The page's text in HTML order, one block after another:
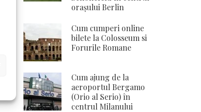
orașului Berlin
Cum cumperi online
bilete la Colosseum si
Forurile Romane
Cum ajung de la
aeroportul Bergamo
(Orio al Serio) în
centrul Milanului